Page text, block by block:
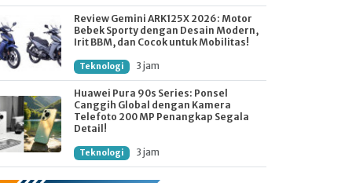
Review Gemini ARK125X 2026: Motor
Bebek Sporty dengan Desain Modern,
Irit BBM, dan Cocok untuk Mobilitas!
Teknologi 3 jam
Huawei Pura 90s Series: Ponsel
Canggih Global dengan Kamera
Telefoto 200 MP Penangkap Segala
Detail!
Teknologi 3 jam